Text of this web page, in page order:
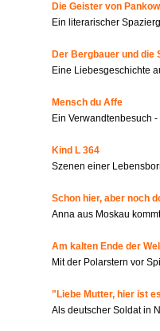
Die Geister von Pankow
Ein literarischer
Der Bergbauer und die
Eine Liebesgeschichte
Mensch du Affe
Ein Verwandtenbesuch -
Kind L 364
Szenen einer
Schon hier, aber noch
Anna aus Moskau
Am kalten Ende der
Mit der Polarstern vor
"Liebe Mutter, hier ist
Als deutscher Soldat in